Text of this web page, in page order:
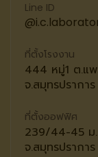
Line ID
ที่ตั้งโรงงาน
444 หมู่1 ต.แพ
จ.สมุทรปรากา
ที่ตั้งออฟฟิศ
239/44-45 ม
จ.สมุทรปรากา